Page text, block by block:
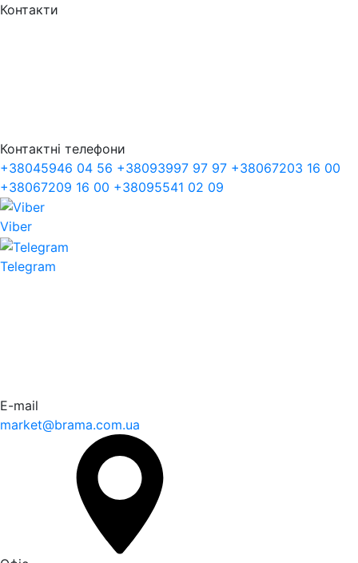
Контакти
Контактні телефони
+38045946 04 56 +38093997 97 97 +38067203 16 00
+38067209 16 00 +38095541 02 09
Viber
Telegram
E-mail
market@brama.com.ua